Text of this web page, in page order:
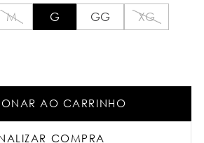
M G GG
XG
AO CARRINHO
COMPRA